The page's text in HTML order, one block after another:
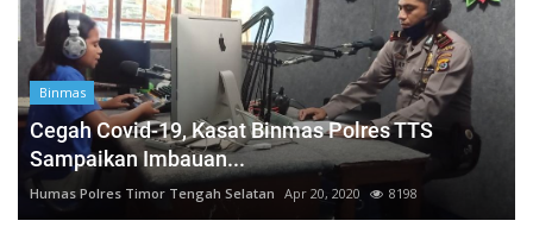
Binmas
Cegah Covid-19, Kasat Binmas Polres TTS
Sampaikan Imbauan...
Humas Polres Timor Tengah Selatan Apr 20, 2020 8198